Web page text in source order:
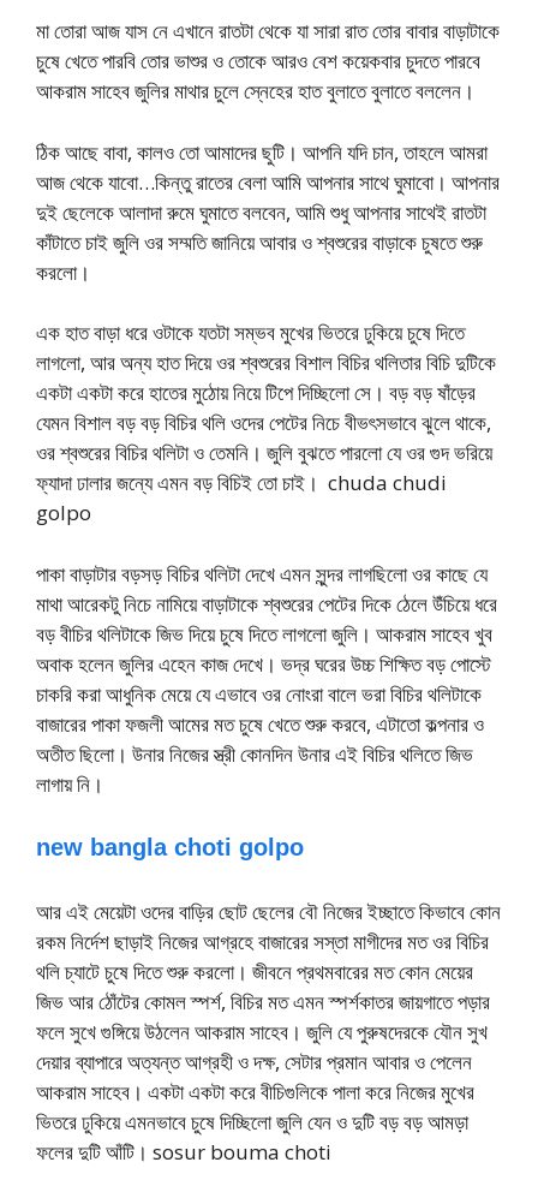
মা তোরা আজ যাস নে এখানে রাতটা থেকে যা সারা রাত তোর বাবার বাড়াটাকে
চুষে খেতে পারবি তোর ভাশুর ও তোকে আরও বেশ কয়েকবার চুদতে পারবে
আকরাম সাহেব জুলির মাথার চুলে স্নেহের হাত বুলাতে বুলাতে বললেন।
ঠিক আছে বাবা, কালও তো আমাদের ছুটি। আপনি যদি চান, তাহলে আমরা
আজ থেকে যাবো…কিন্তু রাতের বেলা আমি আপনার সাথে ঘুমাবো। আপনার
দুই ছেলেকে আলাদা রুমে ঘুমাতে বলবেন, আমি শুধু আপনার সাথেই রাতটা
কাঁটাতে চাই জুলি ওর সম্মতি জানিয়ে আবার ও শ্বশুরের বাড়াকে চুষতে শুরু
করলো।
এক হাত বাড়া ধরে ওটাকে যতটা সম্ভব মুখের ভিতরে ঢুকিয়ে চুষে দিতে
লাগলো, আর অন্য হাত দিয়ে ওর শ্বশুরের বিশাল বিচির থলিতার বিচি দুটিকে
একটা একটা করে হাতের মুঠোয় নিয়ে টিপে দিচ্ছিলো সে। বড় বড় ষাঁড়ের
যেমন বিশাল বড় বড় বিচির থলি ওদের পেটের নিচে বীভৎসভাবে ঝুলে থাকে,
ওর শ্বশুরের বিচির থলিটা ও তেমনি। জুলি বুঝতে পারলো যে ওর গুদ ভরিয়ে
ফ্যাদা ঢালার জন্যে এমন বড় বিচিই তো চাই। chuda chudi
golpo
পাকা বাড়াটার বড়সড় বিচির থলিটা দেখে এমন সুন্দর লাগছিলো ওর কাছে যে
মাথা আরেকটু নিচে নামিয়ে বাড়াটাকে শ্বশুরের পেটের দিকে ঠেলে উঁচিয়ে ধরে
বড় বীচির থলিটাকে জিভ দিয়ে চুষে দিতে লাগলো জুলি। আকরাম সাহেব খুব
অবাক হলেন জুলির এহেন কাজ দেখে। ভদ্র ঘরের উচ্চ শিক্ষিত বড় পোস্টে
চাকরি করা আধুনিক মেয়ে যে এভাবে ওর নোংরা বালে ভরা বিচির থলিটাকে
বাজারের পাকা ফজলী আমের মত চুষে খেতে শুরু করবে, এটাতো কল্পনার ও
অতীত ছিলো। উনার নিজের স্ত্রী কোনদিন উনার এই বিচির থলিতে জিভ
লাগায় নি।
new bangla choti golpo
আর এই মেয়েটা ওদের বাড়ির ছোট ছেলের বৌ নিজের ইচ্ছাতে কিভাবে কোন
রকম নির্দেশ ছাড়াই নিজের আগ্রহে বাজারের সস্তা মাগীদের মত ওর বিচির
থলি চ্যাটে চুষে দিতে শুরু করলো। জীবনে প্রথমবারের মত কোন মেয়ের
জিভ আর ঠোঁটের কোমল স্পর্শ, বিচির মত এমন স্পর্শকাতর জায়গাতে পড়ার
ফলে সুখে গুঙ্গিয়ে উঠলেন আকরাম সাহেব। জুলি যে পুরুষদেরকে যৌন সুখ
দেয়ার ব্যাপারে অত্যন্ত আগ্রহী ও দক্ষ, সেটার প্রমান আবার ও পেলেন
আকরাম সাহেব। একটা একটা করে বীচিগুলিকে পালা করে নিজের মুখের
ভিতরে ঢুকিয়ে এমনভাবে চুষে দিচ্ছিলো জুলি যেন ও দুটি বড় বড় আমড়া
ফলের দুটি আঁটি। sosur bouma choti